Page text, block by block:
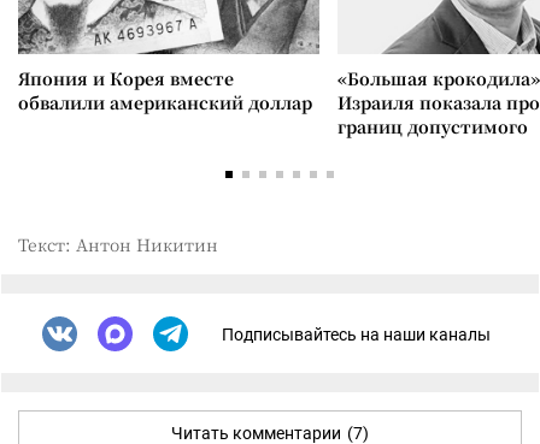
Япония и Корея вместе
обвалили американский доллар
«Большая
Израиля показала
границ допустимого
Текст: Антон Никитин
Подписывайтесь на наши каналы
Читать комментарии (7)